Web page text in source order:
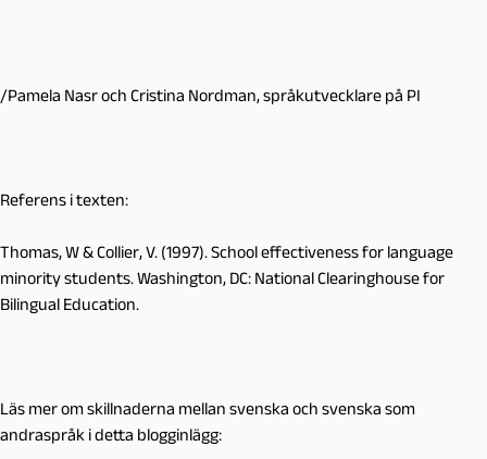
/Pamela Nasr och Cristina Nordman, språkutvecklare på PI
Referens i texten:
Thomas, W & Collier, V. (1997). School effectiveness for language
minority students. Washington, DC: National Clearinghouse for
Bilingual Education.
Läs mer om skillnaderna mellan svenska och svenska som
andraspråk i detta blogginlägg: